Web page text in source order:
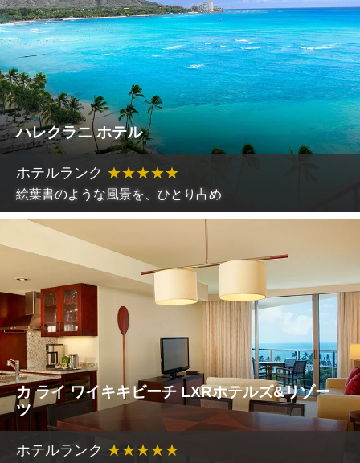
ハレクラニ ホテル
ホテルランク ★★★★★
絵葉書のような風景を、ひとり占め
カ ライ ワイキキビーチ LXRホテルズ&リゾー
ツ
ホテルランク ★★★★★